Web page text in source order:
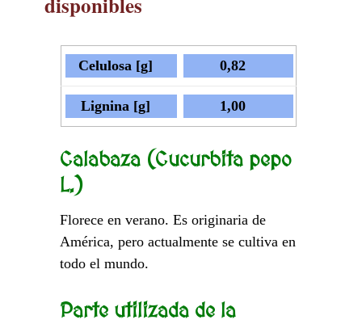
Celulosa [g] 0,82
Lignina [g] 1,00
Calabaza (Cucurbita pepo
L.)
Florece en verano. Es originaria de
América, pero actualmente se cultiva en
todo el mundo.
Parte utilizada de la